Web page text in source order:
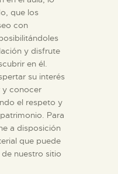
que los
con
y disfrute
en él.
su interés
y conocer
el respeto y
Para
a disposición
que puede
nuestro sitio